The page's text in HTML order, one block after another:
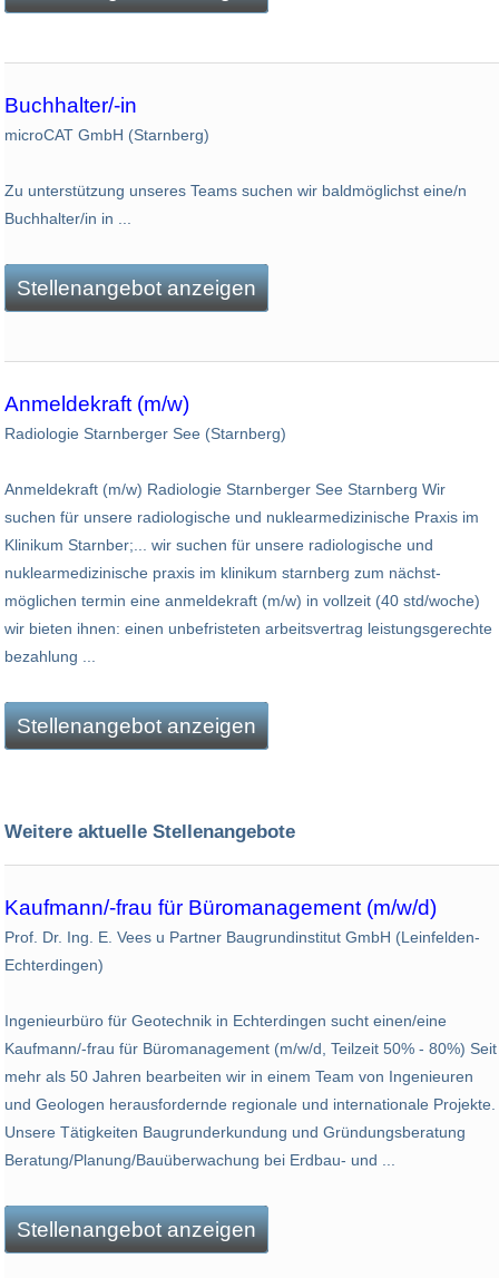
Buchhalter/-in
microCAT GmbH (Starnberg)
Zu unterstützung unseres Teams suchen wir baldmöglichst eine/n
Buchhalter/in in ...
Stellenangebot anzeigen
Anmeldekraft (m/w)
Radiologie Starnberger See (Starnberg)
Anmeldekraft (m/w) Radiologie Starnberger See Starnberg Wir
suchen für unsere radiologische und nuklearmedizinische Praxis im
Klinikum Starnber;... wir suchen für unsere radiologische und
nuklearmedizinische praxis im klinikum starnberg zum nächst­
möglichen termin eine anmeldekraft (m/w) in vollzeit (40 std/woche)
wir bieten ihnen: einen unbefristeten arbeitsvertrag leistungsgerechte
bezahlung ...
Stellenangebot anzeigen
Weitere aktuelle Stellenangebote
Kaufmann/-frau für Büromanagement (m/w/d)
Prof. Dr. Ing. E. Vees u Partner Baugrundinstitut GmbH (Leinfelden-
Echterdingen)
Ingenieurbüro für Geotechnik in Echterdingen sucht einen/eine
Kaufmann/-frau für Büromanagement (m/w/d, Teilzeit 50% - 80%) Seit
mehr als 50 Jahren bearbeiten wir in einem Team von Ingenieuren
und Geologen herausfordernde regionale und internationale Projekte.
Unsere Tätigkeiten Baugrunderkundung und Gründungsberatung
Beratung/Planung/Bauüberwachung bei Erdbau- und ...
Stellenangebot anzeigen